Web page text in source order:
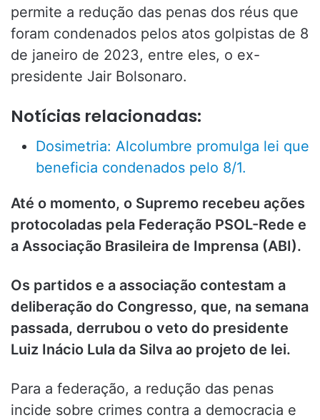
permite a redução das penas dos réus que
foram condenados pelos atos golpistas de 8
de janeiro de 2023, entre eles, o ex-
presidente Jair Bolsonaro.
Notícias relacionadas:
Dosimetria: Alcolumbre promulga lei que
beneficia condenados pelo 8/1.
Até o momento, o Supremo recebeu ações
protocoladas pela Federação PSOL-Rede e
a Associação Brasileira de Imprensa (ABI).
Os partidos e a associação contestam a
deliberação do Congresso, que, na semana
passada, derrubou o veto do presidente
Luiz Inácio Lula da Silva ao projeto de lei.
Para a federação, a redução das penas
incide sobre crimes contra a democracia e